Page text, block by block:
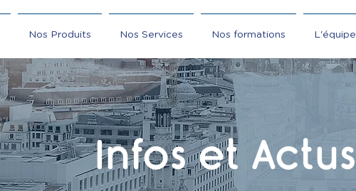
Nos Produits Nos Services Nos formations L'équipe
Infos et Actus